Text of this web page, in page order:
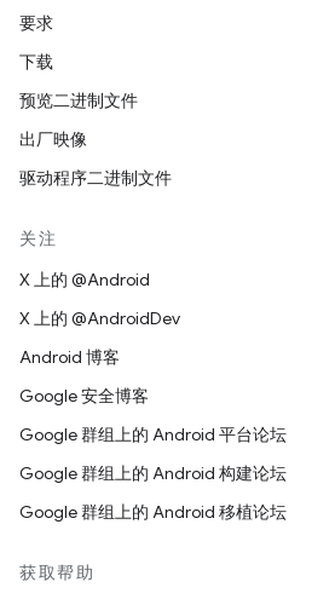
要求
下载
预览二进制文件
出厂映像
驱动程序二进制文件
关注
X 上的 @Android
X 上的 @AndroidDev
Android 博客
Google 安全博客
Google 群组上的 Android 平台论坛
Google 群组上的 Android 构建论坛
Google 群组上的 Android 移植论坛
获取帮助